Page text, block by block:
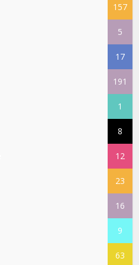
157
5
17
191
1
8
12
23
16
9
63